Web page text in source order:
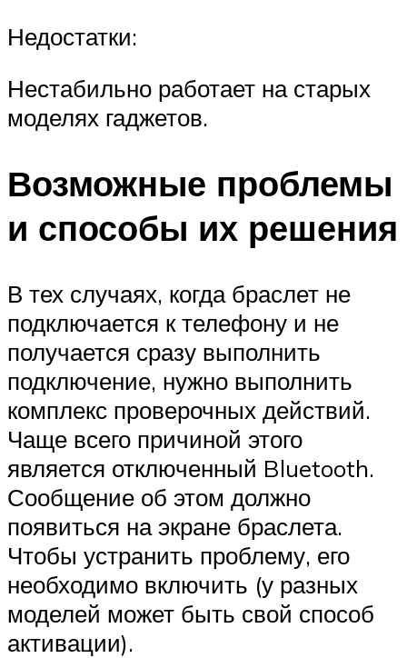
Недостатки:
Нестабильно работает на старых
моделях гаджетов.
Возможные проблемы
и способы их решения
В тех случаях, когда браслет не
подключается к телефону и не
получается сразу выполнить
подключение, нужно выполнить
комплекс проверочных действий.
Чаще всего причиной этого
является отключенный Bluetooth.
Сообщение об этом должно
появиться на экране браслета.
Чтобы устранить проблему, его
необходимо включить (у разных
моделей может быть свой способ
активации).